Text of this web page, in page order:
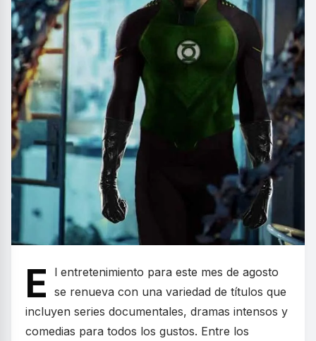
E
l entretenimiento para este mes de agosto
se renueva con una variedad de títulos que
incluyen series documentales, dramas intensos y
comedias para todos los gustos. Entre los